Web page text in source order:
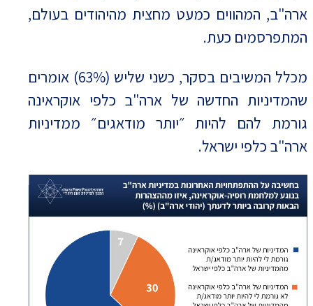
ארה"ב, המהווים כמעט מחצית מהיהודים בעולם,
המתפרסמים כעת.
מכלל המשיבים בסקר, כשני שליש (63%) אומרים
שהמדיניות החדשה של ארה"ב כלפי אוקראינה
גורמת להם להיות ״יותר מודאגים״ ממדיניות
ארה"ב כלפי ישראל.